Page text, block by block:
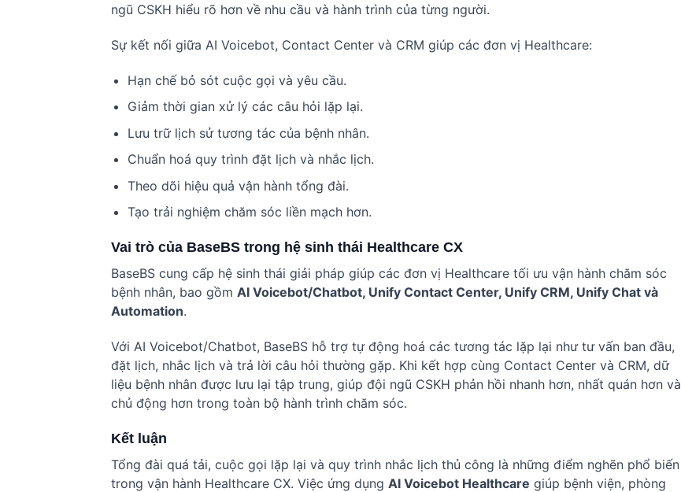
ngũ CSKH hiểu rõ hơn về nhu cầu và hành trình của từng người.
Sự kết nối giữa AI Voicebot, Contact Center và CRM giúp các đơn vị Healthcare:
Hạn chế bỏ sót cuộc gọi và yêu cầu.
Giảm thời gian xử lý các câu hỏi lặp lại.
Lưu trữ lịch sử tương tác của bệnh nhân.
Chuẩn hoá quy trình đặt lịch và nhắc lịch.
Theo dõi hiệu quả vận hành tổng đài.
Tạo trải nghiệm chăm sóc liền mạch hơn.
Vai trò của BaseBS trong hệ sinh thái Healthcare CX
BaseBS cung cấp hệ sinh thái giải pháp giúp các đơn vị Healthcare tối ưu vận hành chăm sóc
bệnh nhân, bao gồmAI Voicebot/Chatbot, Unify Contact Center, Unify CRM, Unify Chat và
Automation.
Với AI Voicebot/Chatbot, BaseBS hỗ trợ tự động hoá các tương tác lặp lại như tư vấn ban đầu,
đặt lịch, nhắc lịch và trả lời câu hỏi thường gặp. Khi kết hợp cùng Contact Center và CRM, dữ
liệu bệnh nhân được lưu lại tập trung, giúp đội ngũ CSKH phản hồi nhanh hơn, nhất quán hơn và
chủ động hơn trong toàn bộ hành trình chăm sóc.
Kết luận
Tổng đài quá tải, cuộc gọi lặp lại và quy trình nhắc lịch thủ công là những điểm nghẽn phổ biến
trong vận hành Healthcare CX. Việc ứng dụng AI Voicebot Healthcare giúp bệnh viện, phòng